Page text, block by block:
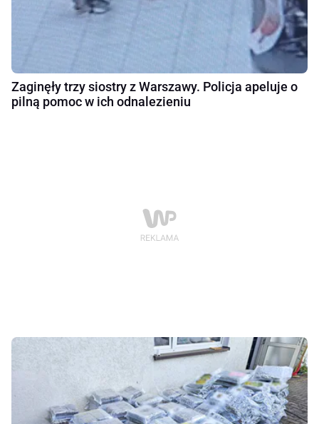
Zaginęły trzy siostry z Warszawy. Policja apeluje o
pilną pomoc w ich odnalezieniu